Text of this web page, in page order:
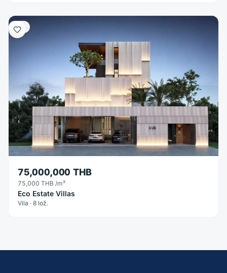
Vila
75,000,000 THB
75,000 THB /m²
Eco Estate Villas
Vila · 8 lož.